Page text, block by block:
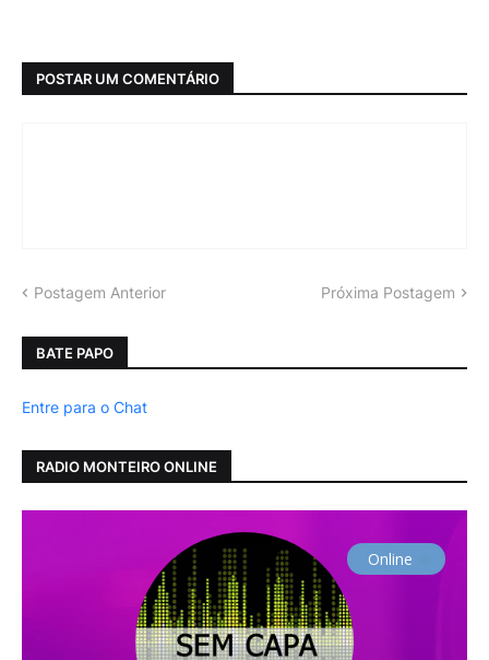
POSTAR UM COMENTÁRIO
Postagem Anterior Próxima Postagem
BATE PAPO
Entre para o Chat
RADIO MONTEIRO ONLINE